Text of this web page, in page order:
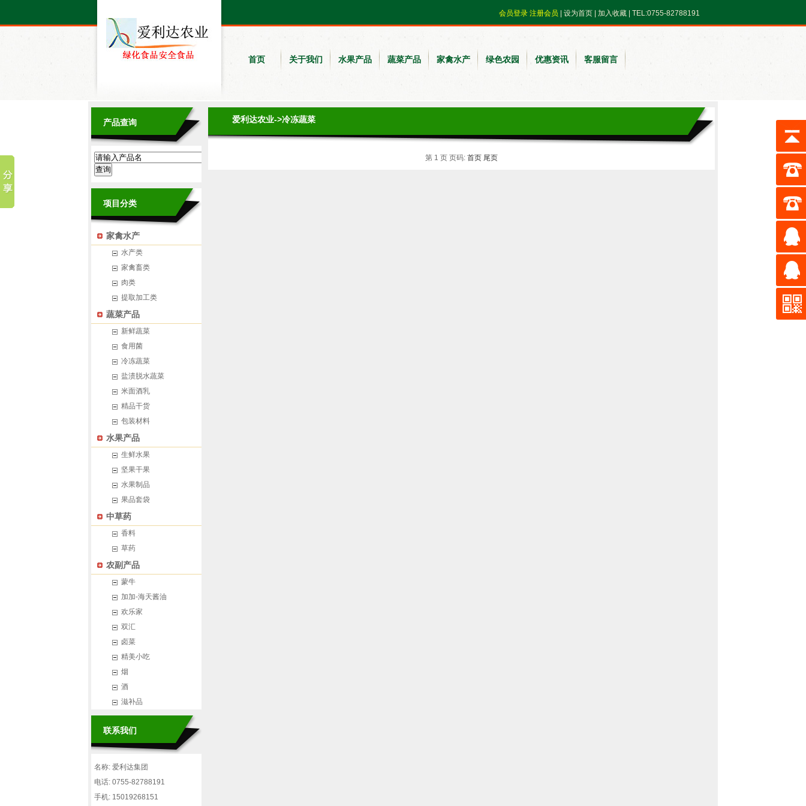
会员登录 注册会员 设为首页 加入收藏 | TEL:0755-82788191
首页 关于我们 水果产品 蔬菜产品 家禽水产 绿色农园 优惠资讯 客服留言
产品查询
项目分类
家禽水产
水产类
家禽畜类
肉类
提取加工类
蔬菜产品
新鲜蔬菜
食用菌
冷冻蔬菜
盐渍脱水蔬菜
米面酒乳
精品干货
包装材料
水果产品
生鲜水果
坚果干果
水果制品
果品套袋
中草药
香料
草药
农副产品
蒙牛
加加-海天酱油
欢乐家
双汇
卤菜
精美小吃
烟
酒
滋补品
联系我们
名称: 爱利达集团
电话: 0755-82788191
手机: 15019268151
爱利达农业->冷冻蔬菜
第 1 页 页码: 首页 尾页